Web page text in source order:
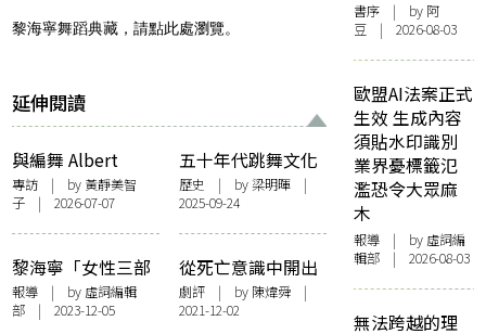
黎海寧舞蹈典藏，請點此處瀏覽。
延伸閱讀
與編舞 Albert
Garcia 談：怎樣取
得自我敘事與再現
的「許可證」？
專訪 | by 黃靜美智
子 | 2026-07-07
五十年代跳舞文化
的藝術自覺與表演
意識
歷史 | by 梁明暉 |
2025-09-24
黎海寧「女性三部
曲」壓卷之作《女
書》再演 沿襲400
報導 | by 虛詞編輯
部 | 2023-12-05
從死亡意識中開出
鮮花——黎海寧
《九歌》觀後隨感
劇評| by 陳煒舜|
2021-12-02
書序 | by 阿
豆 | 2026-08-03
歐盟AI法案正式
生效 生成內容
須貼水印識別
業界憂標籤氾
濫恐令大眾麻
木
報導 | by 虛詞編
輯部 | 2026-08-03
無法跨越的理